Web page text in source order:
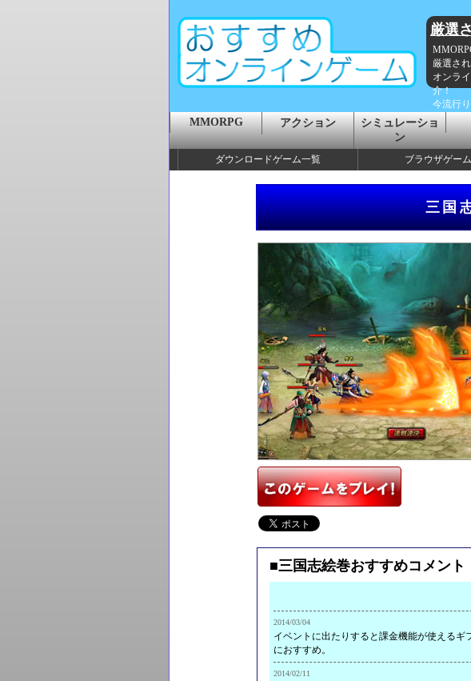
厳選
厳選さ
オンラ
介！
今流行
MMORPG アクション
シミュレーショ
ン
ダウンロードゲーム一覧 ブラウザゲー
三国
■三国志絵巻おすすめコメント
2014/03/04
イベントに出たりすると課金機能が使える
におすすめ。
2014/02/11